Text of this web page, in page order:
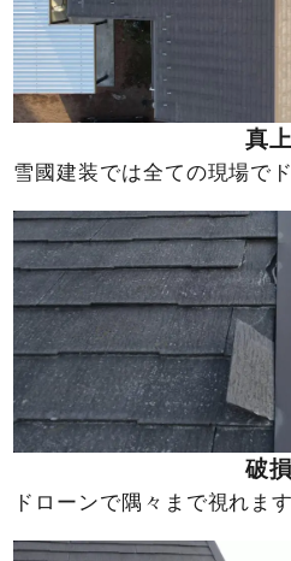
真上
雪國建装では全ての現場で
破損
ドローンで隅々まで視れます